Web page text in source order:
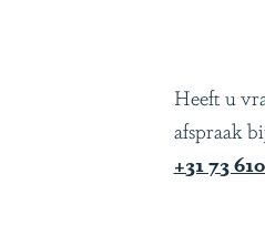
Heeft u
afspraak
+31 73